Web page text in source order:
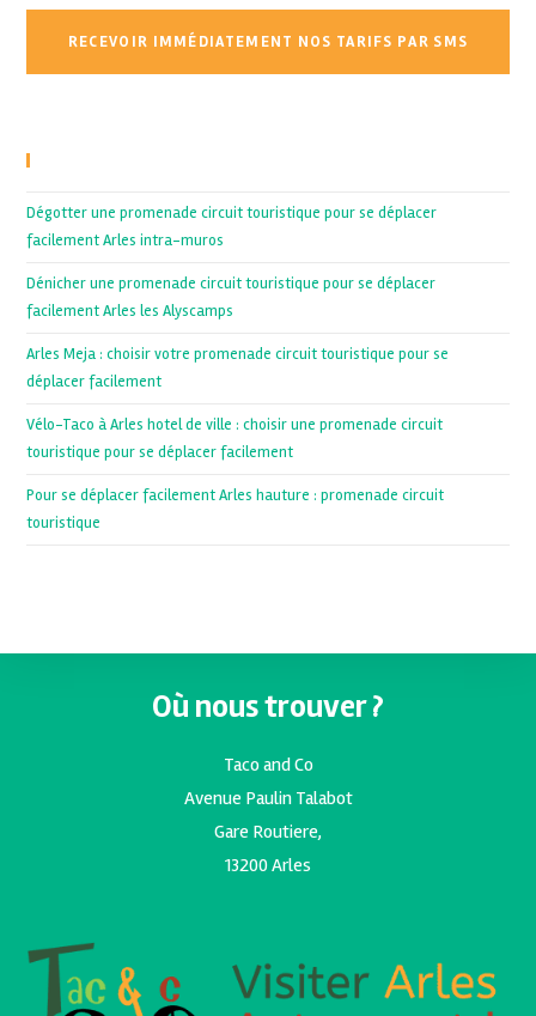
Dégotter une promenade circuit touristique pour se déplacer
facilement Arles intra-muros
Dénicher une promenade circuit touristique pour se déplacer
facilement Arles les Alyscamps
Arles Meja : choisir votre promenade circuit touristique pour se
déplacer facilement
Vélo-Taco à Arles hotel de ville : choisir une promenade circuit
touristique pour se déplacer facilement
Pour se déplacer facilement Arles hauture : promenade circuit
touristique
Où nous trouver ?
Taco and Co
Avenue Paulin Talabot
Gare Routiere,
13200 Arles